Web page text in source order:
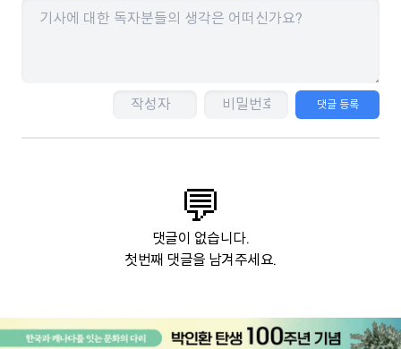
댓글 등록
💬
댓글이 없습니다.
첫번째 댓글을 남겨주세요.